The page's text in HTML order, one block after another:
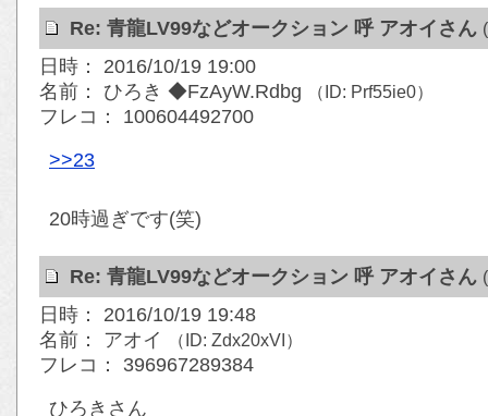
Re: 青龍LV99などオークション 呼 アオイさん
日時： 2016/10/19 19:00
名前： ひろき ◆FzAyW.Rdbg
（ID: Prf55ie0）
フレコ： 100604492700
>>23
20時過ぎです(笑)
Re: 青龍LV99などオークション 呼 アオイさん
日時： 2016/10/19 19:48
名前： アオイ
（ID: Zdx20xVI）
フレコ： 396967289384
ひろきさん